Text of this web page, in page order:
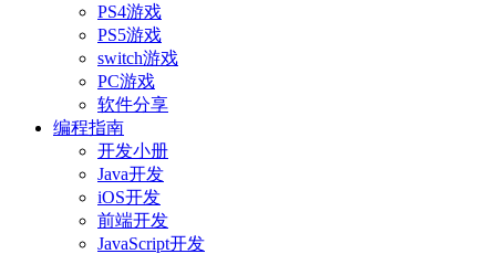
PS4游戏
PS5游戏
switch游戏
PC游戏
软件分享
编程指南
开发小册
Java开发
iOS开发
前端开发
JavaScript开发